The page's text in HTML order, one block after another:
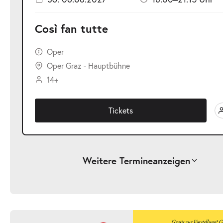
Così fan tutte
Oper
Oper Graz - Hauptbühne
14+
Tickets
Weitere Termineanzeigen